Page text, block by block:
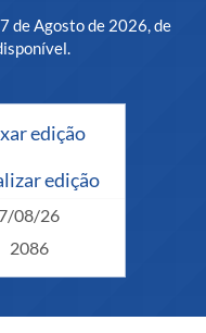
de Agosto de 2026, de
edição
edição
7/08/26
2086